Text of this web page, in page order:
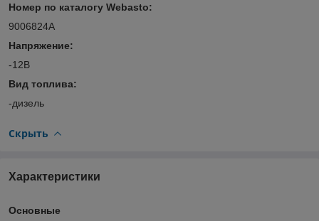
Номер по каталогу Webasto:
9006824A
Напряжение:
-12В
Вид топлива:
-дизель
Скрыть
Характеристики
Основные